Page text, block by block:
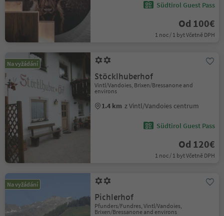
Südtirol Guest Pass
Od 100€
1 noc / 1 byt Včetně DPH
Na vyžádání
Stöcklhuberhof
Vintl/Vandoies, Brixen/Bressanone and
environs
1.4 km z Vintl/Vandoies centrum
Südtirol Guest Pass
Od 120€
1 noc / 1 byt Včetně DPH
Na vyžádání
Pichlerhof
Pfunders/Fundres, Vintl/Vandoies,
Brixen/Bressanone and environs